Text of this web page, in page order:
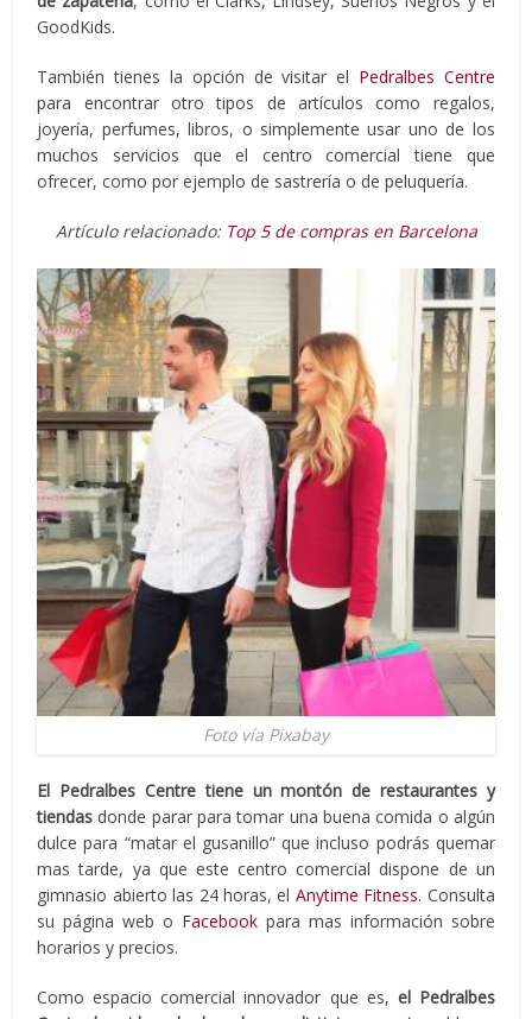
GoodKids.
También tienes la opción de visitar el Pedralbes Centre
para encontrar otro tipos de artículos como regalos,
joyería, perfumes, libros, o simplemente usar uno de los
muchos servicios que el centro comercial tiene que
ofrecer, como por ejemplo de sastrería o de peluquería.
Artículo relacionado: Top 5 de compras en Barcelona
Foto vía Pixabay
El Pedralbes Centre tiene un montón de restaurantes y
tiendas donde parar para tomar una buena comida o algún
dulce para “matar el gusanillo” que incluso podrás quemar
mas tarde, ya que este centro comercial dispone de un
gimnasio abierto las 24 horas, el Anytime Fitness. Consulta
su página web o Facebook para mas información sobre
horarios y precios.
Como espacio comercial innovador que es, el Pedralbes